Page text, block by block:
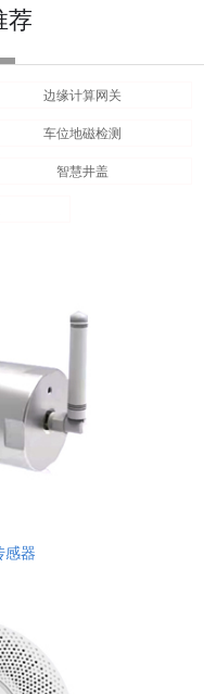
荐
边缘计算网关
车位地磁检测
智慧井盖
感器